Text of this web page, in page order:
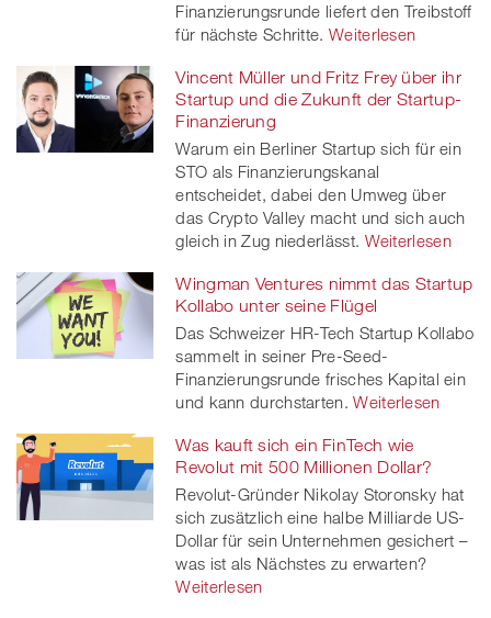
Finanzierungsrunde liefert den Treibstoff
für nächste Schritte. Weiterlesen
Vincent Müller und Fritz Frey über ihr
Startup und die Zukunft der Startup-
Finanzierung
Warum ein Berliner Startup sich für ein
STO als Finanzierungskanal
entscheidet, dabei den Umweg über
das Crypto Valley macht und sich auch
gleich in Zug niederlässt. Weiterlesen
Wingman Ventures nimmt das Startup
Kollabo unter seine Flügel
Das Schweizer HR-Tech Startup Kollabo
sammelt in seiner Pre-Seed-
Finanzierungsrunde frisches Kapital ein
und kann durchstarten. Weiterlesen
Was kauft sich ein FinTech wie
Revolut mit 500 Millionen Dollar?
Revolut-Gründer Nikolay Storonsky hat
sich zusätzlich eine halbe Milliarde US-
Dollar für sein Unternehmen gesichert –
was ist als Nächstes zu erwarten?
Weiterlesen